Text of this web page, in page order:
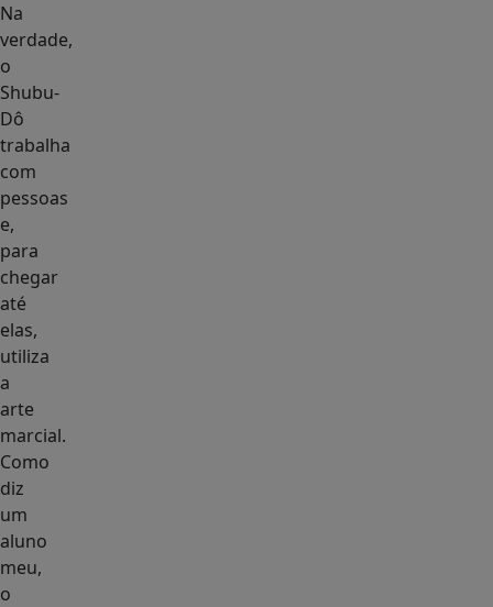
Na
verdade,
o
Shubu-
Dô
trabalha
com
pessoas
e,
para
chegar
até
elas,
utiliza
a
arte
marcial.
Como
diz
um
aluno
meu,
o